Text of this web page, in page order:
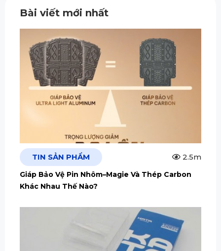
Bài viết mới nhất
TIN SẢN PHẨM 2.5m
Giáp Bảo Vệ Pin Nhôm–Magie Và Thép Carbon
Khác Nhau Thế Nào?